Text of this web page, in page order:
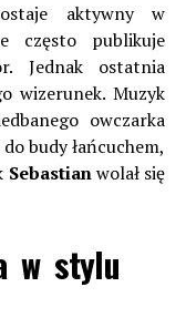
aktywny w
często publikuje
Jednak ostatnia
wizerunek. Muzyk
owczarka
budy łańcuchem,
Sebastianwolał się
w stylu